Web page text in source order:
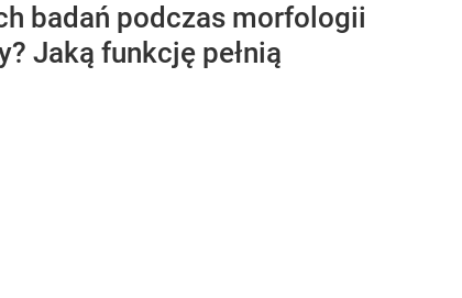
badań podczas morfologii
Jaką funkcję pełnią